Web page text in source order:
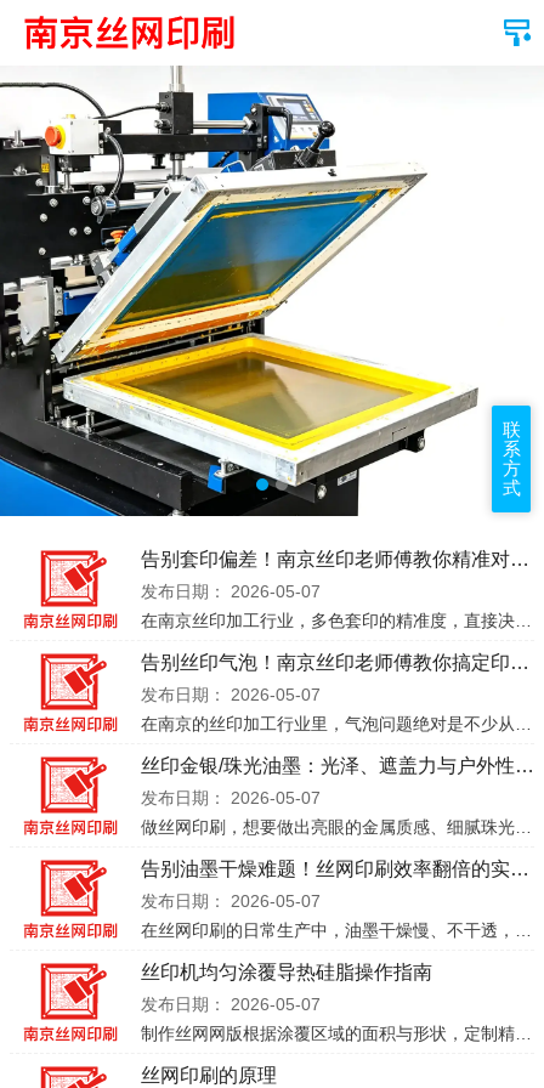
告别套印偏差！南京丝印老师傅教你精准对位技巧
发布日期：
2026-05-07
告别丝印气泡！南京丝印老师傅教你搞定印刷瑕疵难题
发布日期：
2026-05-07
丝印金银/珠光油墨：光泽、遮盖力与户外性能全解析
发布日期：
2026-05-07
告别油墨干燥难题！丝网印刷效率翻倍的实用指南
发布日期：
2026-05-07
丝印机均匀涂覆导热硅脂操作指南
发布日期：
2026-05-07
丝网印刷的原理
联
系
方
式